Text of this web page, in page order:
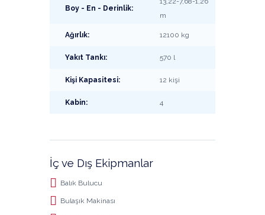
Boy - En - Derinlik:
m
Ağırlık: 12100 kg
Yakıt Tankı: 570 l
Kişi Kapasitesi: 12 kişi
Kabin: 4
İç ve Dış Ekipmanlar
Balık Bulucu
Bulaşık Makinası